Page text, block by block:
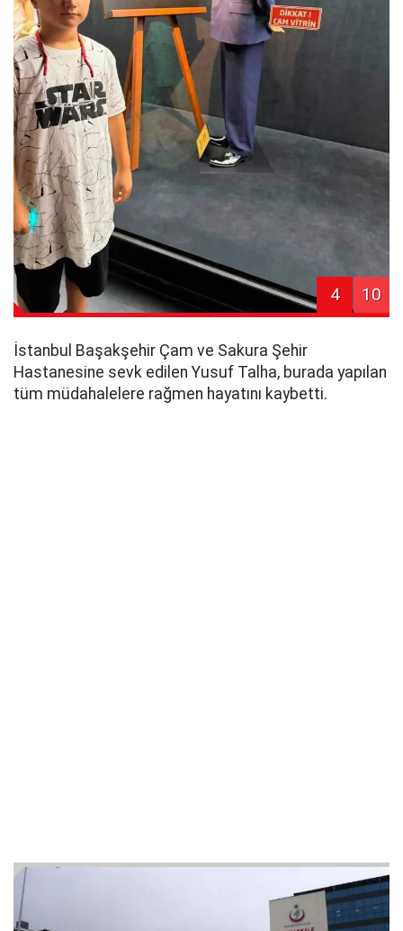
4 10
İstanbul Başakşehir Çam ve Sakura Şehir
Hastanesine sevk edilen Yusuf Talha, burada yapılan
tüm müdahalelere rağmen hayatını kaybetti.